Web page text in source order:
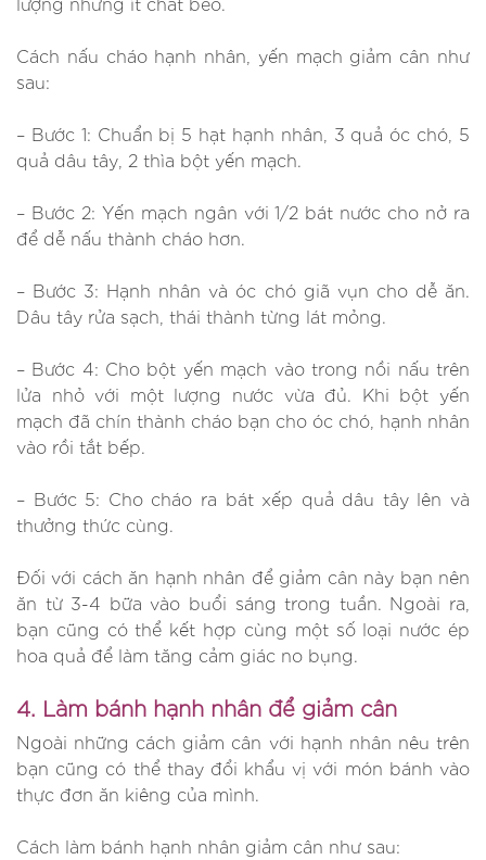
Cách nấu cháo hạnh nhân, yến mạch giảm cân như
sau:
– Bước 1: Chuẩn bị 5 hạt hạnh nhân, 3 quả óc chó, 5
quả dâu tây, 2 thìa bột yến mạch.
– Bước 2: Yến mạch ngân với 1/2 bát nước cho nở ra
để dễ nấu thành cháo hơn.
– Bước 3: Hạnh nhân và óc chó giã vụn cho dễ ăn.
Dâu tây rửa sạch, thái thành từng lát mỏng.
– Bước 4: Cho bột yến mạch vào trong nồi nấu trên
lửa nhỏ với một lượng nước vừa đủ. Khi bột yến
mạch đã chín thành cháo bạn cho óc chó, hạnh nhân
vào rồi tắt bếp.
– Bước 5: Cho cháo ra bát xếp quả dâu tây lên và
thưởng thức cùng.
Đối với cách ăn hạnh nhân để giảm cân này bạn nên
ăn từ 3-4 bữa vào buổi sáng trong tuần. Ngoài ra,
bạn cũng có thể kết hợp cùng một số loại nước ép
hoa quả để làm tăng cảm giác no bụng.
4. Làm bánh hạnh nhân để giảm cân
Ngoài những cách giảm cân với hạnh nhân nêu trên
bạn cũng có thể thay đổi khẩu vị với món bánh vào
thực đơn ăn kiêng của mình.
Cách làm bánh hạnh nhân giảm cân như sau: